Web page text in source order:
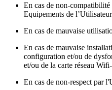
En cas de non-
Equipements de
En cas de mauvaise
En cas de mauvaise
configuration et/ou de
et/ou de la carte réseau
En cas de non-respect par